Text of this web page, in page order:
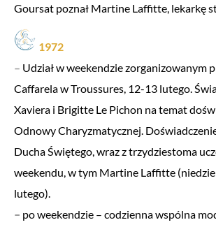
Goursat poznał Martine Laffitte, lekarkę
1972
– Udział w weekendzie zorganizowanym
Caffarela w Troussures, 12-13 lutego.
Xaviera i Brigitte Le Pichon na temat
Odnowy Charyzmatycznej.
Ducha Świętego, wraz z trzydziestoma
weekendu, w tym Martine Laffitte
lutego).
– po weekendzie – codzienna wspólna